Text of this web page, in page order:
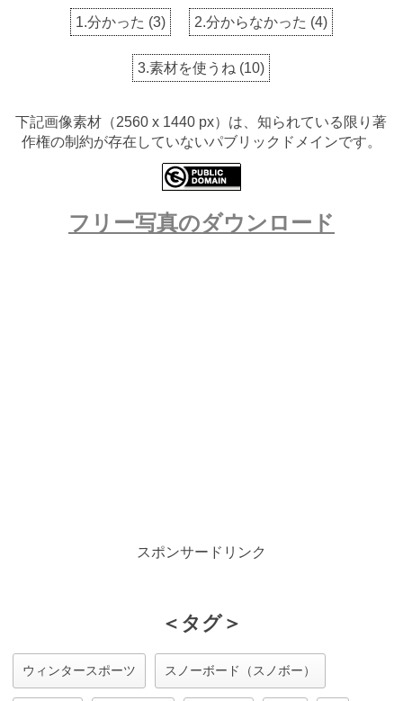
1.分かった (3) 2.分からなかった (4)
3.素材を使うね (10)
下記画像素材（2560 x 1440 px）は、知られている限り著
作権の制約が存在していないパブリックドメインです。
フリー写真のダウンロード
スポンサードリンク
＜タグ＞
ウィンタースポーツ スノーボード（スノボー）